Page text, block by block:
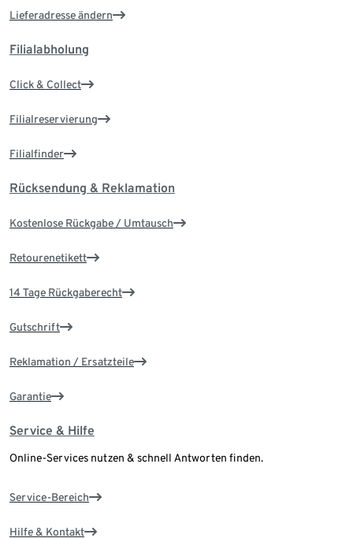
Lieferadresse ändern
Filialabholung
Click & Collect
Filialreservierung
Filialfinder
Rücksendung & Reklamation
Kostenlose Rückgabe / Umtausch
Retourenetikett
14 Tage Rückgaberecht
Gutschrift
Reklamation / Ersatzteile
Garantie
Service & Hilfe
Online-Services nutzen & schnell Antworten finden.
Service-Bereich
Hilfe & Kontakt